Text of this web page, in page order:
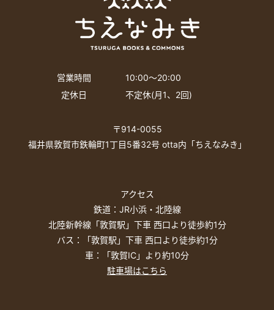
営業時間
10:00〜20:00
定休日
不定休(月1、2回)
〒914-0055
福井県敦賀市鉄輪町1丁目5番32号 otta内「ちえなみき」
アクセス
鉄道：JR小浜・北陸線
北陸新幹線「敦賀駅」下車 西口より徒歩約1分
バス：「敦賀駅」下車 西口より徒歩約1分
車：「敦賀IC」より約10分
駐車場はこちら